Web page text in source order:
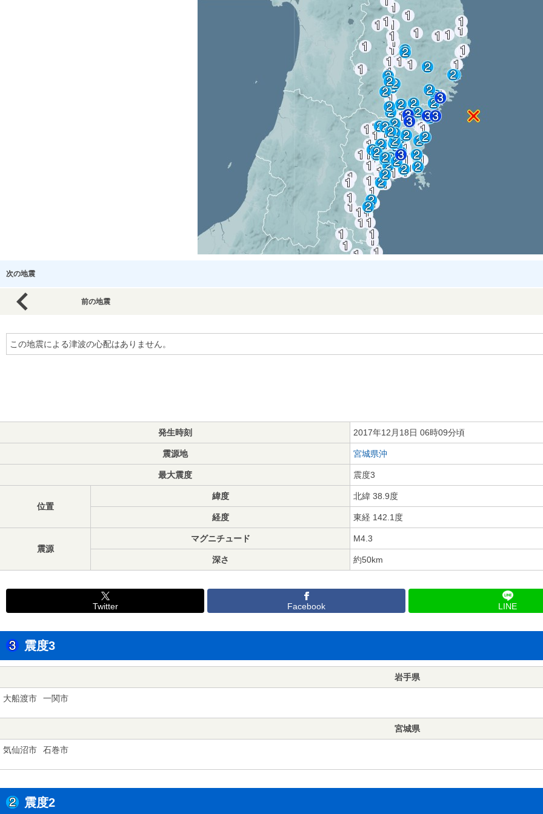
次の地震
前の地震
この地震による津波の心配はありません。
発生時刻 2017年12月18日 06時09分頃
震源地 宮城県沖
最大震度 震度3
位置
緯度 北緯 38.9度
経度 東経 142.1度
震源
マグニチュード M4.3
深さ 約50km
Twitter Facebook LINE
震度3
岩手県
大船渡市 一関市
宮城県
気仙沼市 石巻市
震度2